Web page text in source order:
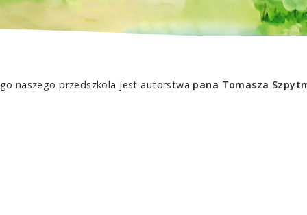
naszego przedszkola jest autorstwa pana Tomasza